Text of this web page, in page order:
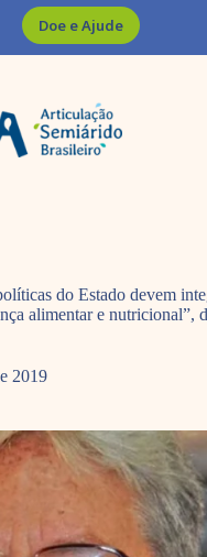
Doe e Ajude
do Estado devem
alimentar e nutricional”,
2019